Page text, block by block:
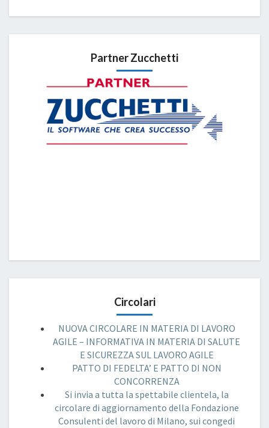
Partner Zucchetti
Circolari
NUOVA CIRCOLARE IN MATERIA DI LAVORO
AGILE – INFORMATIVA IN MATERIA DI SALUTE
E SICUREZZA SUL LAVORO AGILE
PATTO DI FEDELTA’ E PATTO DI NON
CONCORRENZA
Si invia a tutta la spettabile clientela, la
circolare di aggiornamento della Fondazione
Consulenti del lavoro di Milano, sui congedi